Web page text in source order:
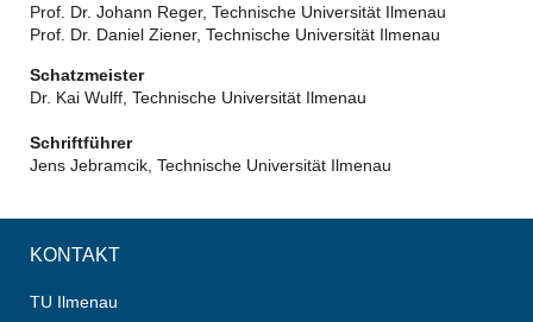
Prof. Dr. Johann Reger, Technische Universität Ilmenau
Prof. Dr. Daniel Ziener, Technische Universität Ilmenau
Schatzmeister
Dr. Kai Wulff, Technische Universität Ilmenau
Schriftführer
Jens Jebramcik, Technische Universität Ilmenau
KONTAKT
TU Ilmenau